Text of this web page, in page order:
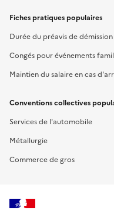
Fiches pratiques populaires
Durée du préavis de démission
Congés pour événements
Maintien du salaire en cas
Conventions collectives
Services de l'automobile
Métallurgie
Commerce de gros